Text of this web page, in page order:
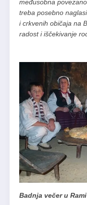
međusobna
treba posebno
i crkvenih običaja na
radost i iščekivanje
Badnja večer u Rami